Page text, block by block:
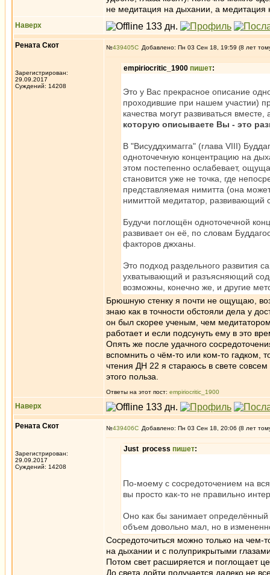
не медитация на дыхании, а
Наверх
Рената Скот
Зарегистрирован:
29.09.2017
Суждений: 14208
№439405 Добавлено: Пн 03 Сен 18, 19:59 (8 лет
empiriocritic_1900 пишет:
Это у Вас прекрасное описание
проходившие при нашем участии)
качества могут развиваться
которую описываете Вы - это
В "Висуддхимагга" (глава VIII)
одноточечную концентрацию на
этом постепенно ослабевает,
становится уже не точка, где
представляемая нимитта (она
нимиттой медитатор, развивающий
Будучи поглощён одноточечной
развивает он её, по словам
факторов джханы.
Это подход раздельного развития
ухватывающий и разъясняющий
возможны, конечно же, и другие
Брюшную стенку я почти не ощущаю,
знаю как в точности обстояли дела у
он был скорее ученым, чем
работает и если подсунуть ему в это
Опять же после удачного
вспомнить о чём-то или ком-то гадком,
чтения ДН 22 я стараюсь в свете
этого польза.
Ответы на этот пост: empiriocritic_1900
Наверх
Рената Скот
Зарегистрирован:
29.09.2017
Суждений: 14208
№439406 Добавлено: Пн 03 Сен 18, 20:06 (8 лет
Just process пишет:
По-моему с сосредоточением на
вы просто как-то не правильно
Оно как бы занимает определённый
объем довольно мал, но в
Сосредоточиться можно только на чем-
на дыхании и с полуприкрытыми
Потом свет расширяется и поглощает
До света дойти получается далеко не